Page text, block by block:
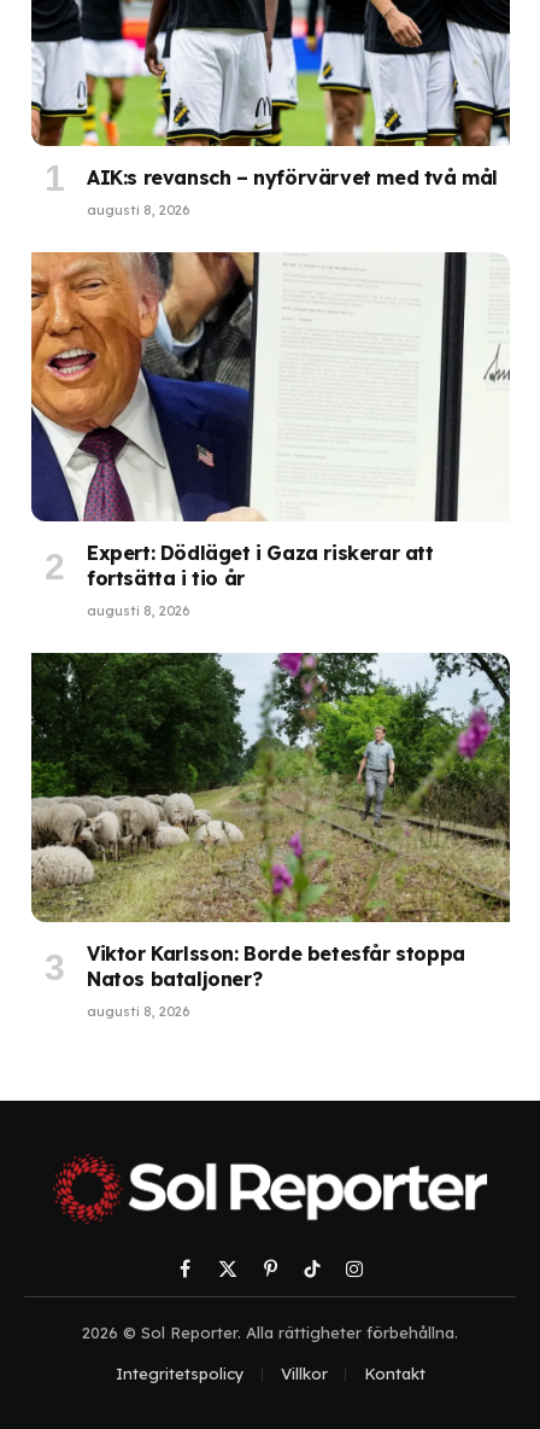
AIK:s revansch – nyförvärvet med två mål
augusti 8, 2026
Expert: Dödläget i Gaza riskerar att
fortsätta i tio år
augusti 8, 2026
Viktor Karlsson: Borde betesfår stoppa
Natos bataljoner?
augusti 8, 2026
Facebook
X
PinterestTikTokInstagram
2026 © Sol Reporter. Alla rättigheter förbehållna.
Integritetspolicy Villkor Kontakt